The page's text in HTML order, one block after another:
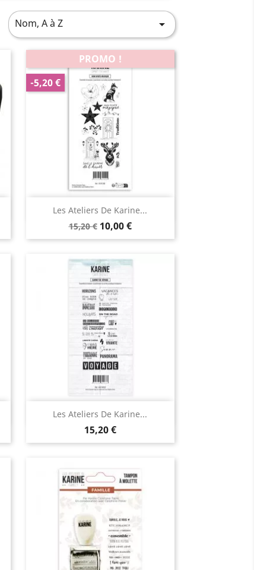
Nom, A à Z 
Les Ateliers De Karine...
15,20 € 10,00 €
PROMO !
-5,20 €
Aperçu rapide
Les Ateliers De Karine...
15,20 €
Aperçu rapide